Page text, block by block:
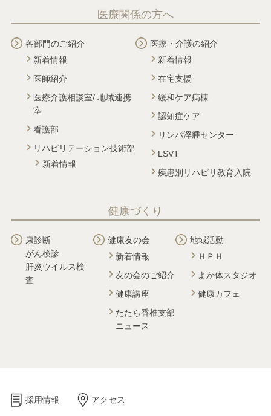
医療関係の方へ
各部門のご紹介
新着情報
医師紹介
医療介護相談室/ 地域連携
室
看護部
リハビリテーション技術部
新着情報
医療・介護の紹介
新着情報
在宅支援
緩和ケア病棟
認知症ケア
リンパ浮腫センター
LSVT
疾患別リハビリ教育入院
健康づくり
康診断
がん検診
肝炎ウイルス検
査
健康友の会
新着情報
友の会のご紹介
健康講座
たたら香椎支部
ニュース
地域活動
ＨＰＨ
よか体スタジオ
健康カフェ
採用情報 アクセス